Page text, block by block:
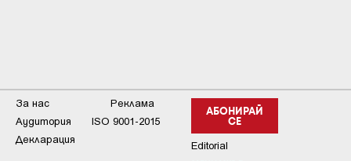
АБОНИРАЙ
СЕ
Editorial
За нас
Реклама
Аудитория
ISO 9001-2015
Декларация